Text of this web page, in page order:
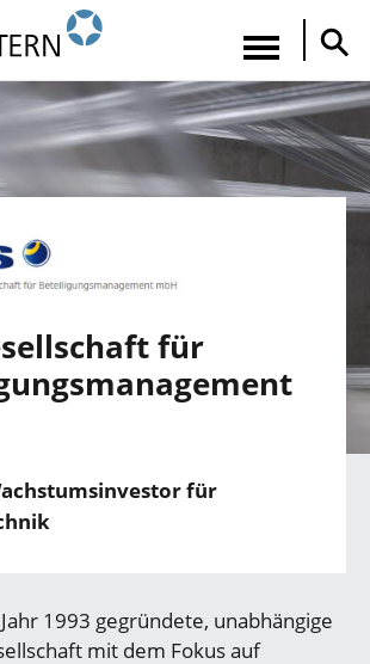
für
für
1993 gegründete, unabhängige
mit dem Fokus auf